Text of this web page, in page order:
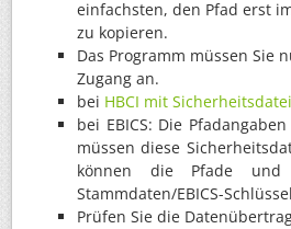
einfachsten, den Pfad erst
zu kopieren.
Das Programm müssen Sie
Zugang an.
bei HBCI mit
bei EBICS: Die
müssen diese
können die Pfade
Stammdaten/EBICS-
Prüfen Sie die